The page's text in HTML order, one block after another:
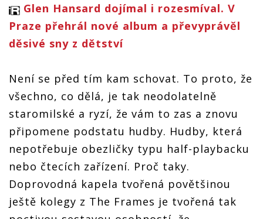
Glen Hansard dojímal i rozesmíval. V
Praze přehrál nové album a převyprávěl
děsivé sny z dětství
Není se před tím kam schovat. To proto, že
všechno, co dělá, je tak neodolatelně
staromilské a ryzí, že vám to zas a znovu
připomene podstatu hudby. Hudby, která
nepotřebuje obezličky typu half-playbacku
nebo čtecích zařízení. Proč taky.
Doprovodná kapela tvořená povětšinou
ještě kolegy z The Frames je tvořená tak